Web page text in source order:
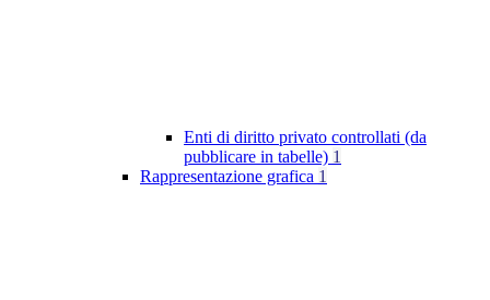
Enti di diritto privato controllati (da
pubblicare in tabelle) 1
Rappresentazione grafica 1